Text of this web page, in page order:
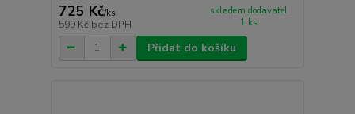
725 Kč/ks
599 Kč bez DPH
skladem dodavatel
1 ks
Přidat do košíku